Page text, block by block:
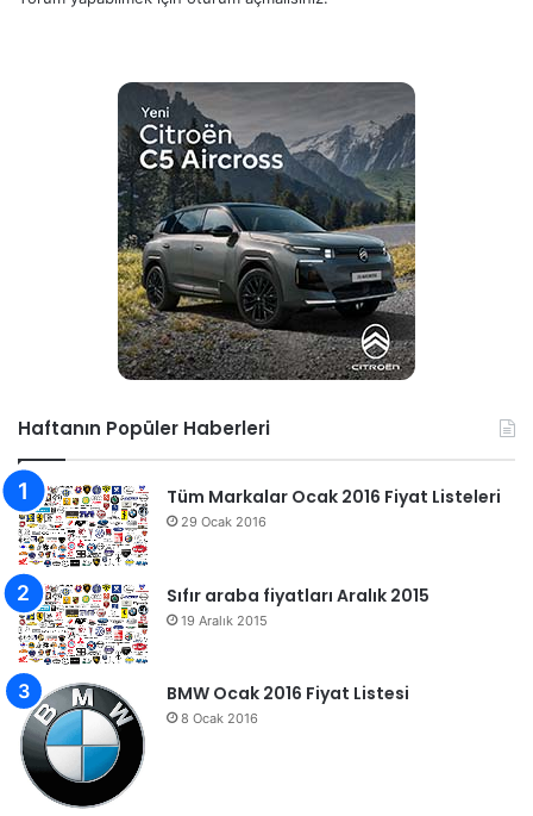
Haftanın Popüler Haberleri
Tüm Markalar Ocak 2016 Fiyat Listeleri
29 Ocak 2016
Sıfır araba fiyatları Aralık 2015
19 Aralık 2015
BMW Ocak 2016 Fiyat Listesi
8 Ocak 2016